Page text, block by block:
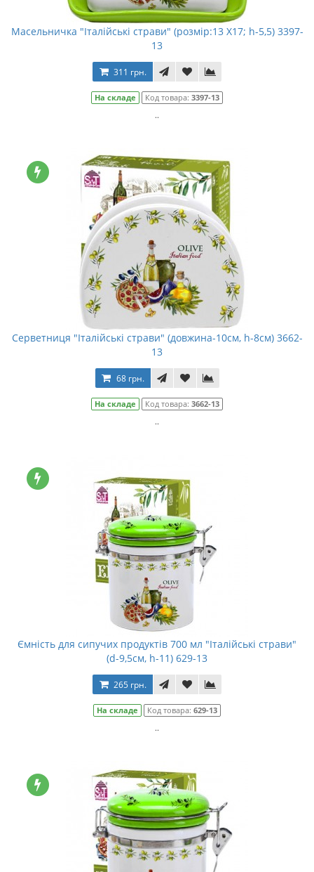
Масельничка "Італійські страви" (розмір:13 Х17; h-5,5) 3397-
13
311 грн.
На складе Код товара: 3397-13
..
Серветниця "Італійські страви" (довжина-10см, h-8см) 3662-
13
68 грн.
На складе Код товара: 3662-13
..
Ємність для сипучих продуктів 700 мл "Італійські страви"
(d-9,5см, h-11) 629-13
265 грн.
На складе Код товара: 629-13
..